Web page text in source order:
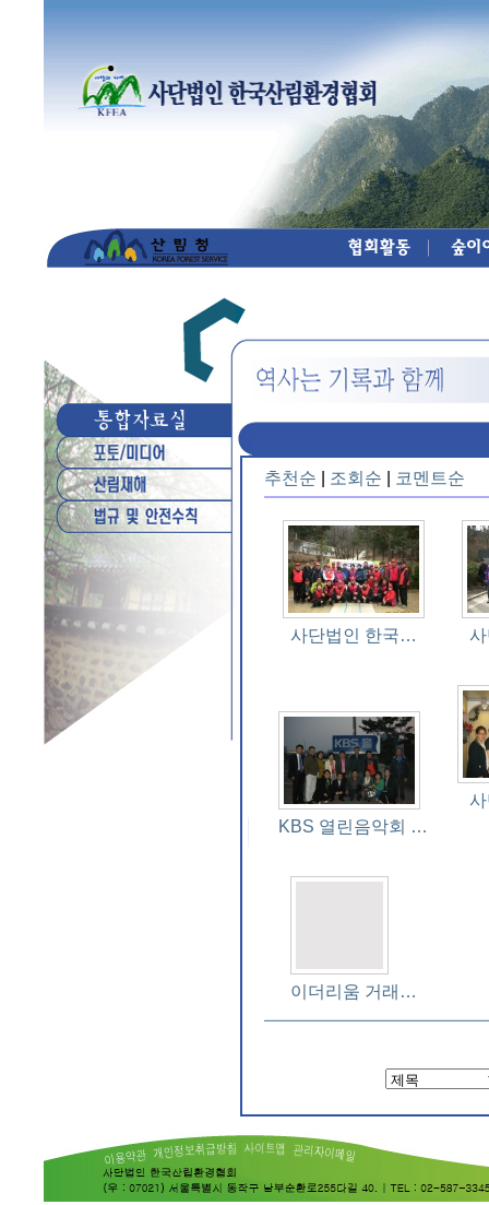
추천순 조회순 코멘트순
사단법인 한국…
KBS 열린음악회 …
이더리움 거래…